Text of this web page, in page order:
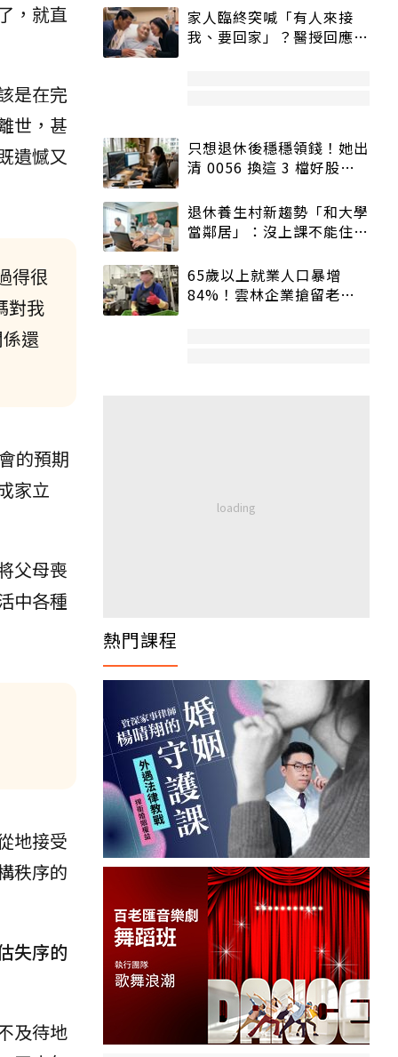
，就直
是在完
世，甚
遺憾又
得很
對我
還
的預期
家立
父母喪
中各種
地接受
秩序的
失序的
及待地
家人臨終突喊「有人來接
我、要回家」？醫授回應方
只想退休後穩穩領錢！她出
清 0056 換這 3 檔好股：
退休養生村新趨勢「和大學
當鄰居」：沒上課不能住、
65歲以上就業人口暴增
84%！雲林企業搶留老員
熱門課程